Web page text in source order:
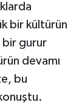
bir kültürün
bir gurur
devamı
bu